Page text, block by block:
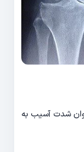
شدت آسیب به